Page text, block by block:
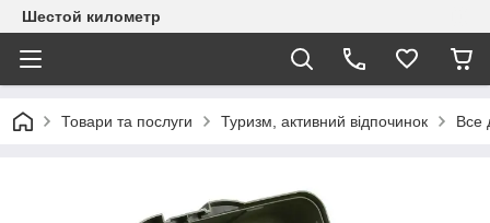
Шестой километр
Товари та послуги Туризм, активний відпочинок Все